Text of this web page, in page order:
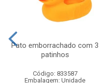
Pato emborrachado com 3
patinhos
Código: 833587
Embalagem: Unidade